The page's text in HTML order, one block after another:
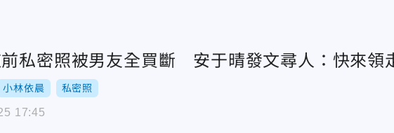
私密照被男友全買斷 安于晴發文尋人：快來領
小林依晨 私密照
17:45